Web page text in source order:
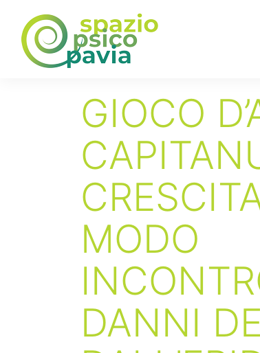
GIOCO
MODO
DANNI